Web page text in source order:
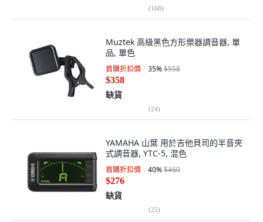
(168)
Muztek 高級黑色方形樂器調音器, 單
品, 單色
首購折扣價 35%$558
$358
缺貨
(24)
YAMAHA 山葉 用於吉他貝司的半音夾
式調音器, YTC-5, 混色
首購折扣價 40%$460
$276
缺貨
(25)